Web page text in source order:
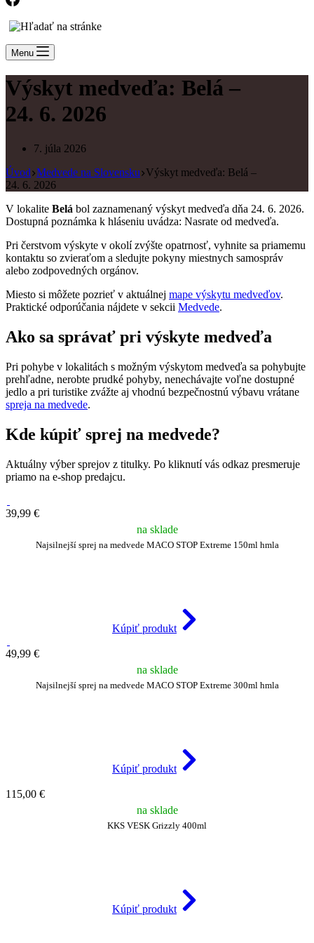
Menu
Výskyt medveďa: Belá –
24. 6. 2026
7. júla 2026
Úvod Medvede na Slovensku Výskyt medveďa: Belá –
24. 6. 2026
V lokalite Belá bol zaznamenaný výskyt medveďa dňa 24. 6. 2026.
Dostupná poznámka k hláseniu uvádza: Nasrate od medveďa.
Pri čerstvom výskyte v okolí zvýšte opatrnosť, vyhnite sa priamemu
kontaktu so zvieraťom a sledujte pokyny miestnych samospráv
alebo zodpovedných orgánov.
Miesto si môžete pozrieť v aktuálnej mape výskytu medveďov.
Praktické odporúčania nájdete v sekcii Medvede.
Ako sa správať pri výskyte medveďa
Pri pohybe v lokalitách s možným výskytom medveďa sa pohybujte
prehľadne, nerobte prudké pohyby, nenechávajte voľne dostupné
jedlo a pri turistike zvážte aj vhodnú bezpečnostnú výbavu vrátane
spreja na medvede.
Kde kúpiť sprej na medvede?
Aktuálny výber sprejov z titulky. Po kliknutí vás odkaz presmeruje
priamo na e-shop predajcu.
39,99 €
na sklade
Najsilnejší sprej na medvede MACO STOP Extreme 150ml hmla
Kúpiť produkt
49,99 €
na sklade
Najsilnejší sprej na medvede MACO STOP Extreme 300ml hmla
Kúpiť produkt
115,00 €
na sklade
KKS VESK Grizzly 400ml
Kúpiť produkt